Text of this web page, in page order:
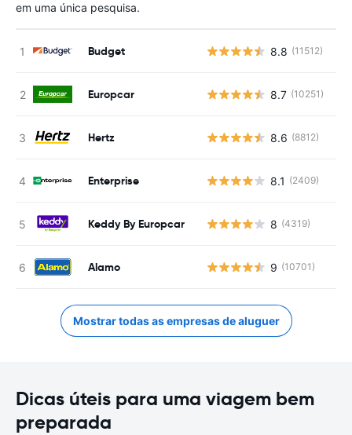
em uma única pesquisa.
Budget 8.8 (11512)
Europcar 8.7 (10251)
Hertz 8.6 (8812)
Enterprise 8.1 (2409)
Keddy By Europcar 8 (4319)
Alamo 9 (10701)
Mostrar todas as empresas de aluguer
Dicas úteis para uma viagem bem
preparada